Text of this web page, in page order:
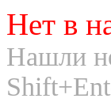
Нет в
Нашли